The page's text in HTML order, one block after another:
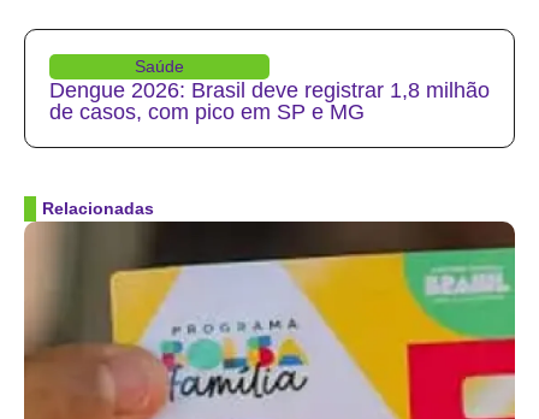
Saúde
Dengue 2026: Brasil deve registrar 1,8 milhão
de casos, com pico em SP e MG
Relacionadas